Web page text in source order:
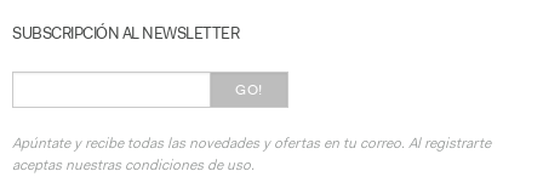
SUBSCRIPCIÓN AL NEWSLETTER
GO!
Apúntate y recibe todas las novedades y ofertas en tu correo. Al registrarte
aceptas nuestras condiciones de uso.